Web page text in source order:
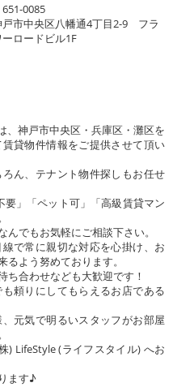
0085
戸市中央区八幡通4丁目2-9 フラ
ーロードビル1F
、神戸市中央区・兵庫区・灘区を
貸物件情報をご提供させて頂い
ん、テナント物件探しもお任せ
要」「ペット可」「高級賃貸マン
でもお気軽にご相談下さい。
で常に親切な対応を心掛け、お
よう努めております。
ち合わせなども大歓迎です！
頼りにしてもらえるお店である
元気で明るいスタッフがお部屋
) LifeStyle (ライフスタイル) へお
ます♪